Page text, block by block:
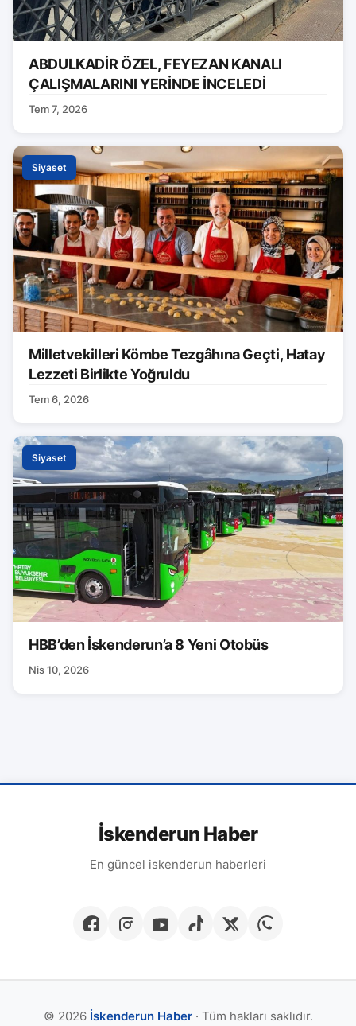
ABDULKADİR ÖZEL, FEYEZAN KANALI
ÇALIŞMALARINI YERİNDE İNCELEDİ
Tem 7, 2026
Siyaset
Milletvekilleri Kömbe Tezgâhına Geçti, Hatay
Lezzeti Birlikte Yoğruldu
Tem 6, 2026
Siyaset
HBB’den İskenderun’a 8 Yeni Otobüs
Nis 10, 2026
İskenderun Haber
En güncel iskenderun haberleri
© 2026 İskenderun Haber· Tüm hakları saklıdır.